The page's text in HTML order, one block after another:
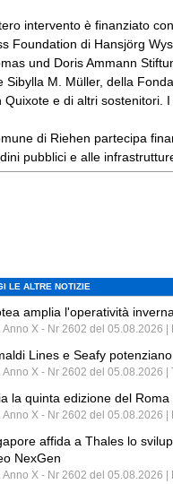
intervento è finanziato
Foundation di Hansjörg
und Doris Ammann
Sibylla M. Müller, della
Quixote e di altri sostenitori. I
di Riehen partecipa
pubblici e alle
LE ALTRE NOTIZIE
amplia l'operatività
Anno X - Nr 2602 del 05.08.2026 |
Lines e Seafy
Anno X - Nr 2602 del 05.08.2026 |
la quinta edizione del
Anno X - Nr 2602 del 05.08.2026 |
affida a Thales lo
NexGen
Anno X - Nr 2602 del 05.08.2026